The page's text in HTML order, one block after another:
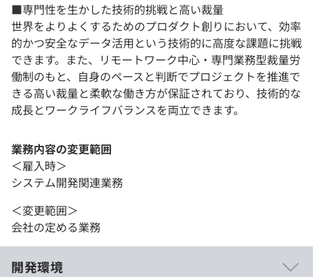
■専門性を生かした技術的挑戦と高い裁量
世界をよりよくするためのプロダクト創りにおいて、効率
的かつ安全なデータ活用という技術的に高度な課題に挑戦
できます。また、リモートワーク中心・専門業務型裁量労
働制のもと、自身のペースと判断でプロジェクトを推進で
きる高い裁量と柔軟な働き方が保証されており、技術的な
成長とワークライフバランスを両立できます。
業務内容の変更範囲
＜雇入時＞
システム開発関連業務
＜変更範囲＞
会社の定める業務
開発環境